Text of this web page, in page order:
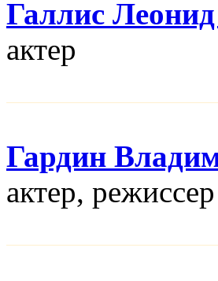
Галлис
актер
Гардин
актер, режисcер